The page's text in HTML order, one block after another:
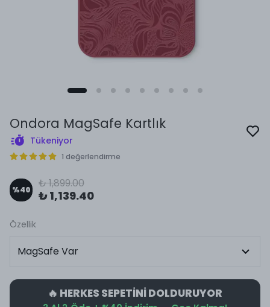
Ondora MagSafe Kartlık
Tükeniyor
1 değerlendirme
%40 ₺ 1,899.00
₺ 1,139.40
Özellik
🔥 HERKES SEPETİNİ DOLDURUYOR